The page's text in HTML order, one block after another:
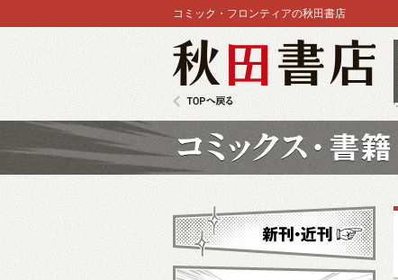
コミック・フロンティアの秋田書店
新刊・近刊